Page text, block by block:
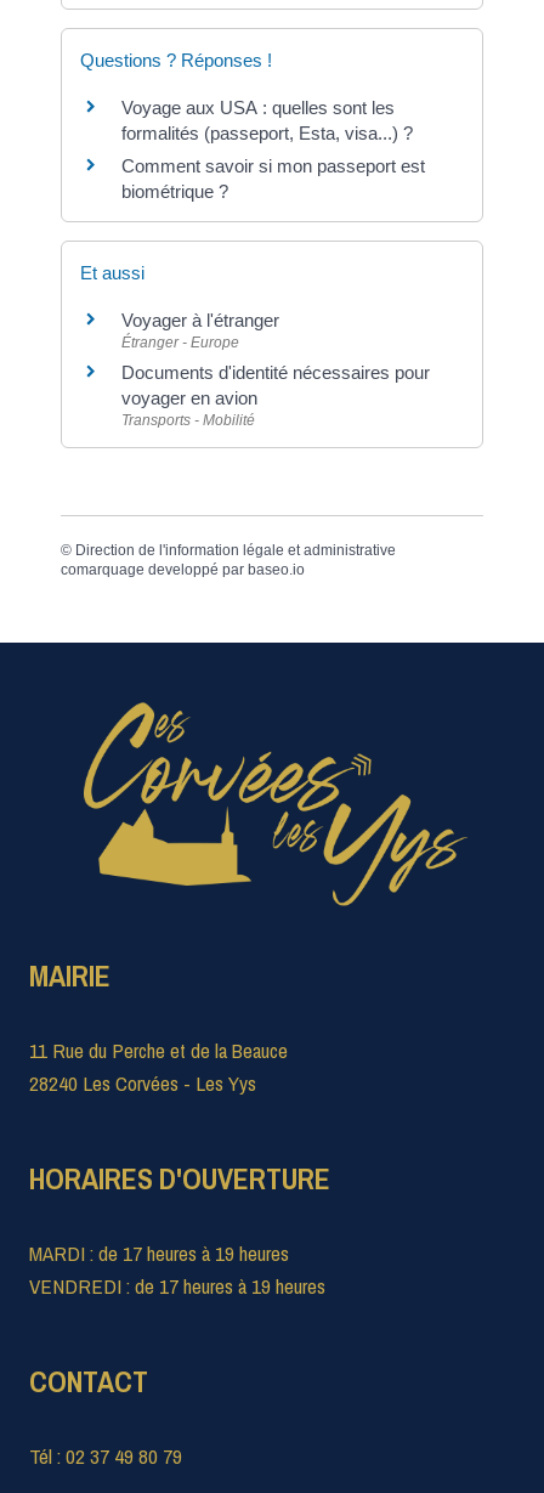
Questions ? Réponses !
Voyage aux USA : quelles sont les
formalités (passeport, Esta, visa...) ?
Comment savoir si mon passeport est
biométrique ?
Et aussi
Voyager à l'étranger
Étranger - Europe
Documents d'identité nécessaires pour
voyager en avion
Transports - Mobilité
© Direction de l'information légale et administrative
comarquage developpé par baseo.io
MAIRIE
11 Rue du Perche et de la Beauce
28240 Les Corvées - Les Yys
HORAIRES D'OUVERTURE
MARDI : de 17 heures à 19 heures
VENDREDI : de 17 heures à 19 heures
CONTACT
Tél : 02 37 49 80 79